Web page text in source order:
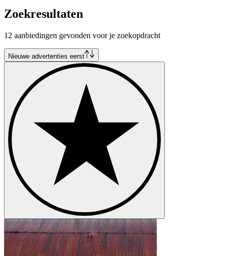
Jaguar XK
Zoekresultaten
12 aanbiedingen gevonden voor je zoekopdracht
Nieuwe advertenties eerst